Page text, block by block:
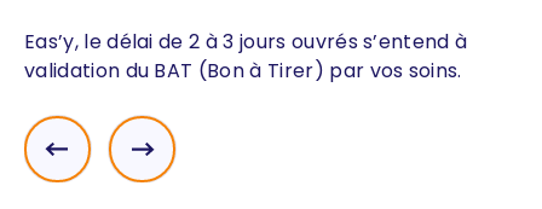
Eas’y, le délai de 2 à 3 jours ouvrés s’entend à
validation du BAT (Bon à Tirer) par vos soins.
PrécédentSuivant